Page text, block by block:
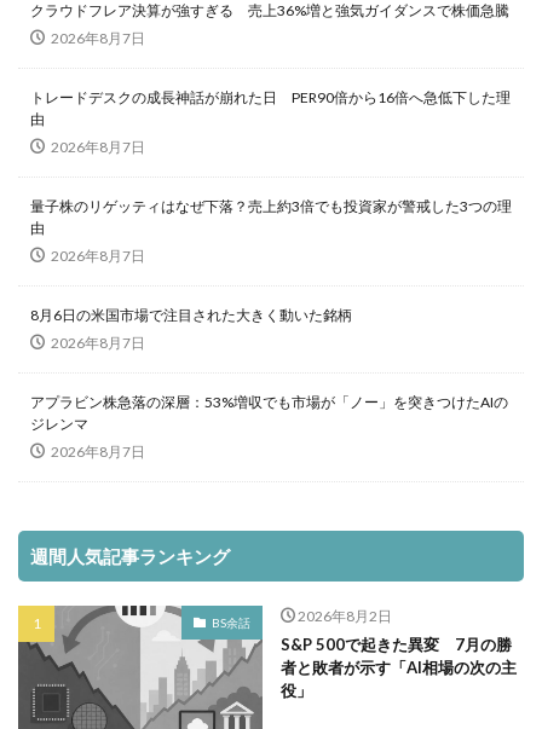
クラウドフレア決算が強すぎる 売上36%増と強気ガイダンスで株価急騰
2026年8月7日
トレードデスクの成長神話が崩れた日 PER90倍から16倍へ急低下した理
由
2026年8月7日
量子株のリゲッティはなぜ下落？売上約3倍でも投資家が警戒した3つの理
由
2026年8月7日
8月6日の米国市場で注目された大きく動いた銘柄
2026年8月7日
アプラビン株急落の深層：53%増収でも市場が「ノー」を突きつけたAIの
ジレンマ
2026年8月7日
週間人気記事ランキング
BS余話 2026年8月2日
S&P 500で起きた異変 7月の勝
者と敗者が示す「AI相場の次の主
役」